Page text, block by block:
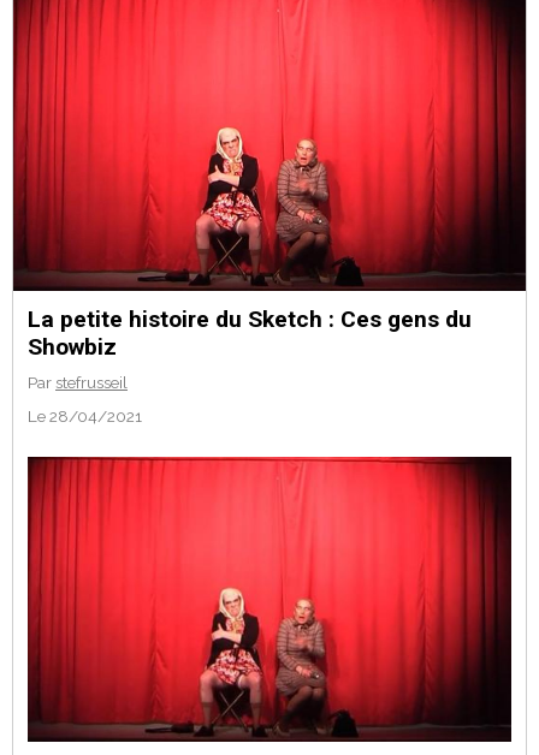
La petite histoire du Sketch : Ces gens du
Showbiz
Par stefrusseil
Le 28/04/2021